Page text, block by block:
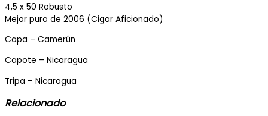
4,5 x 50 Robusto
Mejor puro de 2006 (Cigar Aficionado)
Capa – Camerún
Capote – Nicaragua
Tripa – Nicaragua
Relacionado